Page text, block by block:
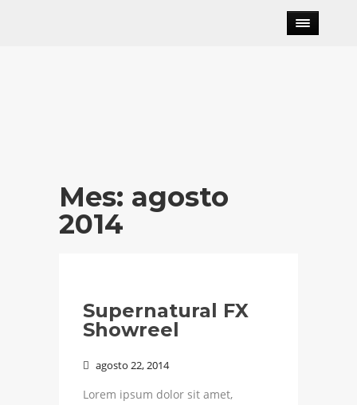
Mes: agosto
2014
Supernatural FX
Showreel
 agosto 22, 2014
Lorem ipsum dolor sit amet,